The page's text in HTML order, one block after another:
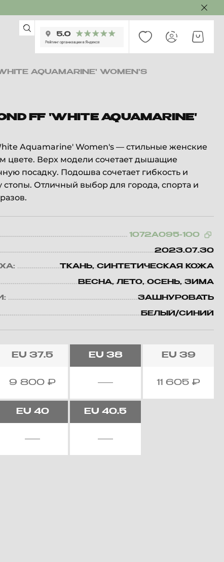
AQUAMARINE' WOMEN'S
FF 'WHITE AQUAMARINE'
Aquamarine' Women's — стильные женские
цвете. Верх модели сочетает дышащие
посадку. Подошва сочетает гибкость и
Отличный выбор для города, спорта и
1072A095-100
2023.07.30
ТКАНЬ, СИНТЕТИЧЕСКАЯ КОЖА
ВЕСНА, ЛЕТО, ОСЕНЬ, ЗИМА
ЗАШНУРОВАТЬ
БЕЛЫЙ/СИНИЙ
EU 37.5
9 800₽
EU 38 EU 39
11 605 ₽
EU 40 EU 40.5